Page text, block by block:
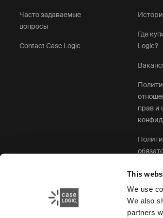
This
We use
We also
partners
Часто задаваемые
вопросы
Contact Case Logic
Где
Logic?
прав и
Политика Case